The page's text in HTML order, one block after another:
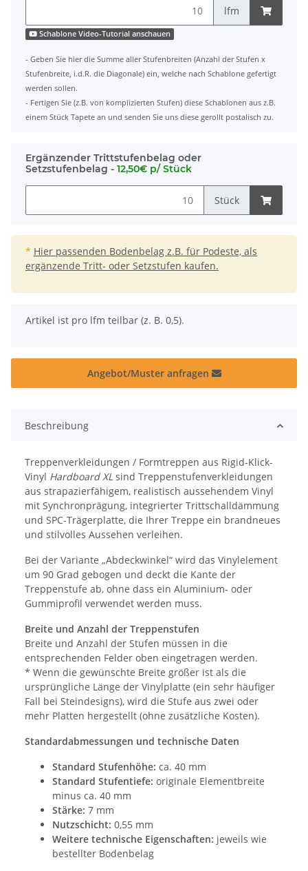
lfm
Schablone Video-Tutorial anschauen
- Geben Sie hier die Summe aller Stufenbreiten (Anzahl der Stufen x
Stufenbreite, i.d.R. die Diagonale) ein, welche nach Schablone gefertigt
werden sollen.
- Fertigen Sie (z.B. von komplizierten Stufen) diese Schablonen aus z.B.
einem Stück Tapete an und senden Sie uns diese gerollt postalisch zu.
Ergänzender Trittstufenbelag oder
Setzstufenbelag - 12,50€ p/ Stück
Stück
* Hier passenden Bodenbelag z.B. für Podeste, als
ergänzende Tritt- oder Setzstufen kaufen.
x
Artikel ist pro lfm teilbar (z. B. 0,5).
Angebot/Muster anfragen
Beschreibung
Treppenverkleidungen / Formtreppen aus Rigid-Klick-
Vinyl Hardboard XL sind Treppenstufenverkleidungen
aus strapazierfähigem, realistisch aussehendem Vinyl
mit Synchronprägung, integrierter Trittschalldämmung
und SPC-Trägerplatte, die Ihrer Treppe ein brandneues
und stilvolles Aussehen verleihen.
Bei der Variante „Abdeckwinkel“ wird das Vinylelement
um 90 Grad gebogen und deckt die Kante der
Treppenstufe ab, ohne dass ein Aluminium- oder
Gummiprofil verwendet werden muss.
Breite und Anzahl der Treppenstufen
Breite und Anzahl der Stufen müssen in die
entsprechenden Felder oben eingetragen werden.
* Wenn die gewünschte Breite größer ist als die
ursprüngliche Länge der Vinylplatte (ein sehr häufiger
Fall bei Steindesigns), wird die Stufe aus zwei oder
mehr Platten hergestellt (ohne zusätzliche Kosten).
Standardabmessungen und technische Daten
Standard Stufenhöhe: ca. 40 mm
Standard Stufentiefe: originale Elementbreite
minus ca. 40 mm
Stärke: 7 mm
Nutzschicht: 0,55 mm
Weitere technische Eigenschaften: jeweils wie
bestellter Bodenbelag